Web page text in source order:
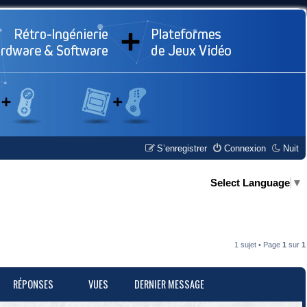
Nuit
Connexion
S’enregistrer
Select Language ▼
1 sujet • Page 1 sur 1
RÉPONSES VUES DERNIER MESSAGE